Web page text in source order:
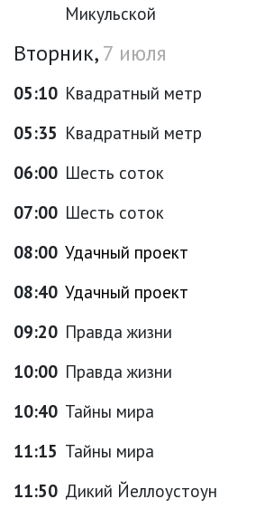
Микульской
Вторник,7 июля
05:10 Квадратный метр
05:35 Квадратный метр
06:00 Шесть соток
07:00 Шесть соток
08:00 Удачный проект
08:40 Удачный проект
09:20 Правда жизни
10:00 Правда жизни
10:40 Тайны мира
11:15 Тайны мира
11:50 Дикий Йеллоустоун